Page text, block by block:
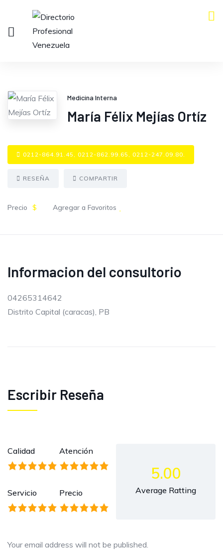
Medicina Interna
María Félix Mejías Ortíz
0212-864.91.45, 0212-862.99.65, 0212-247.09.80.
RESEÑA COMPARTIR
Precio $ Agregar a Favoritos
Informacion del consultorio
04265314642
Distrito Capital (caracas), PB
Escribir Reseña
Calidad Atención
Servicio Precio
5.00
Average Ratting
Your email address will not be published.